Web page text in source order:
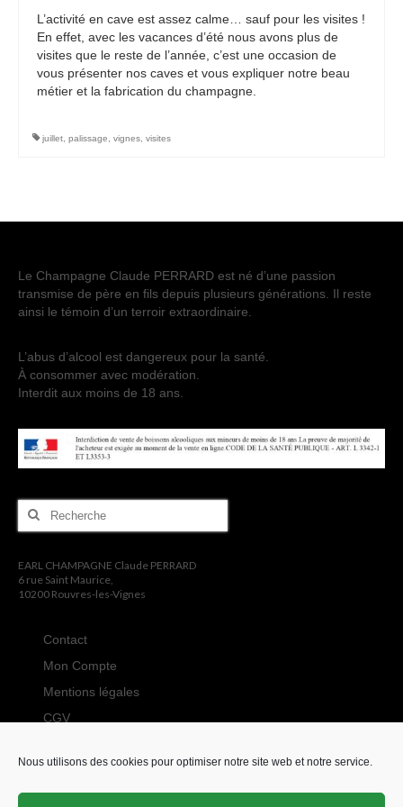
Nous utilisons des cookies pour optimiser notre site web et notre service.
Etiquettes personnalisees
Actualités
Contact
L’activité en cave est assez calme… sauf pour les visites !
En effet, avec les vacances d’été nous avons plus de
visites que le reste de l’année, c’est une occasion de
vous présenter nos caves et vous expliquer notre beau
métier et la fabrication du champagne.
juillet palissage vignes visites
Le Champagne Claude PERRARD est né d’une passion
transmise de père en fils depuis plusieurs générations. Il reste
ainsi le témoin d’un terroir extraordinaire.
L’abus d’alcool est dangereux pour la santé.
À consommer avec modération.
Interdit aux moins de 18 ans.
Rechercher
EARL CHAMPAGNE Claude PERRARD
6 rue Saint Maurice,
10200 Rouvres-les-Vignes
Contact
Mon Compte
Mentions légales
CGV
confidentialité